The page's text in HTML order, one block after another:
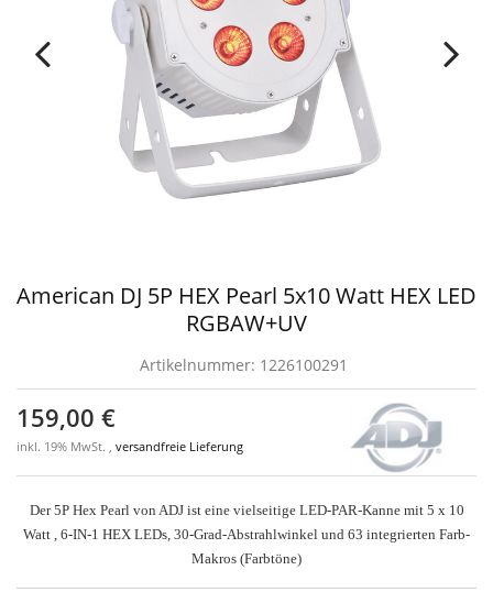
American DJ 5P HEX Pearl 5x10 Watt HEX LED
RGBAW+UV
Artikelnummer: 1226100291
159,00 €
inkl. 19% MwSt. , versandfreie Lieferung
Der 5P Hex Pearl von ADJ ist eine vielseitige LED-PAR-Kanne mit 5 x 10
Watt , 6-IN-1 HEX LEDs, 30-Grad-Abstrahlwinkel und 63 integrierten Farb-
Makros (Farbtöne)